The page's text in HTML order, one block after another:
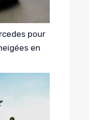
pour
en